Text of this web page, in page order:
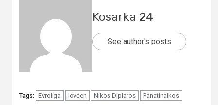
Kosarka 24
See author's posts
Tags: Evroliga lovćen Nikos Diplaros Panatinaikos